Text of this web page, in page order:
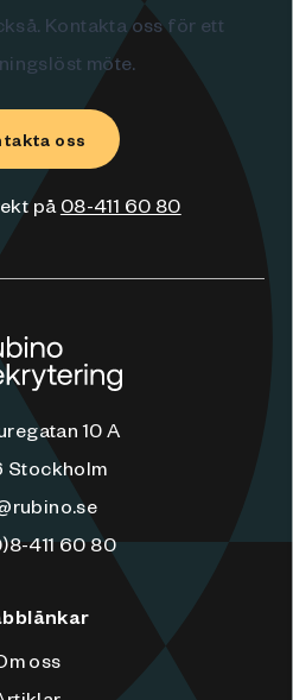
Kontakta oss för ett
möte.
oss
på 08-411 60 80
10 A
Stockholm
411 60 80
oss